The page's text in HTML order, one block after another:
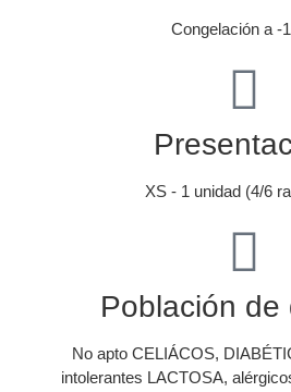
Congelación a -
XS - 1 unidad (4/6
Población de
No apto CELIÁCOS,
intolerantes LACTOSA,